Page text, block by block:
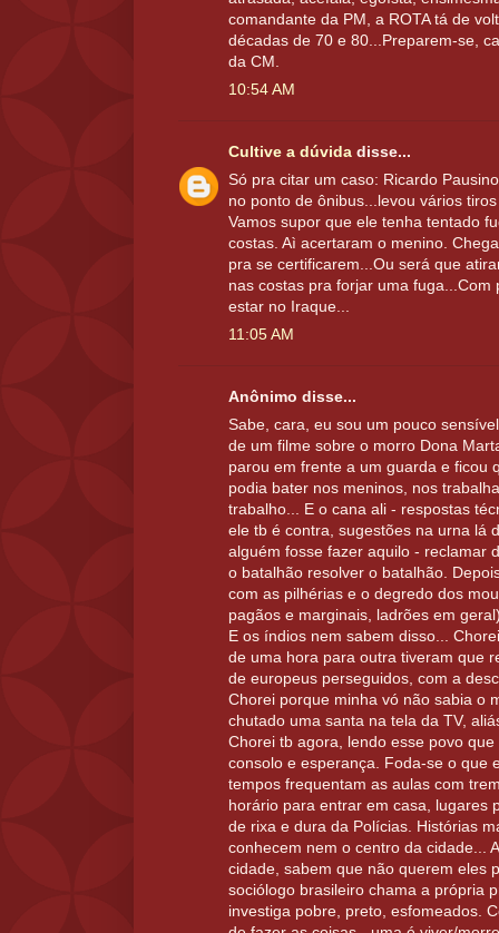
comandante da PM, a ROTA tá de
décadas de 70 e 80...Preparem-se,
da CM.
10:54 AM
Cultive a dúvida disse...
Só pra citar um caso: Ricardo
no ponto de ônibus...levou vários
Vamos supor que ele tenha tentado
costas. Aì acertaram o menino.
pra se certificarem...Ou será que
nas costas pra forjar uma
estar no Iraque...
11:05 AM
Anônimo disse...
Sabe, cara, eu sou um pouco
de um filme sobre o morro Dona
parou em frente a um guarda e ficou
podia bater nos meninos, nos
trabalho... E o cana ali - respostas
ele tb é contra, sugestões na urna lá
alguém fosse fazer aquilo - reclamar
o batalhão resolver o batalhão.
com as pilhérias e o degredo dos
pagãos e marginais, ladrões em
E os índios nem sabem disso...
de uma hora para outra tiveram que
de europeus perseguidos, com a
Chorei porque minha vó não sabia o
chutado uma santa na tela da TV,
Chorei tb agora, lendo esse povo
consolo e esperança. Foda-se o que
tempos frequentam as aulas com
horário para entrar em casa, lugares
de rixa e dura da Polícias. Histórias
conhecem nem o centro da cidade...
cidade, sabem que não querem eles
sociólogo brasileiro chama a própria
investiga pobre, preto, esfomeados.